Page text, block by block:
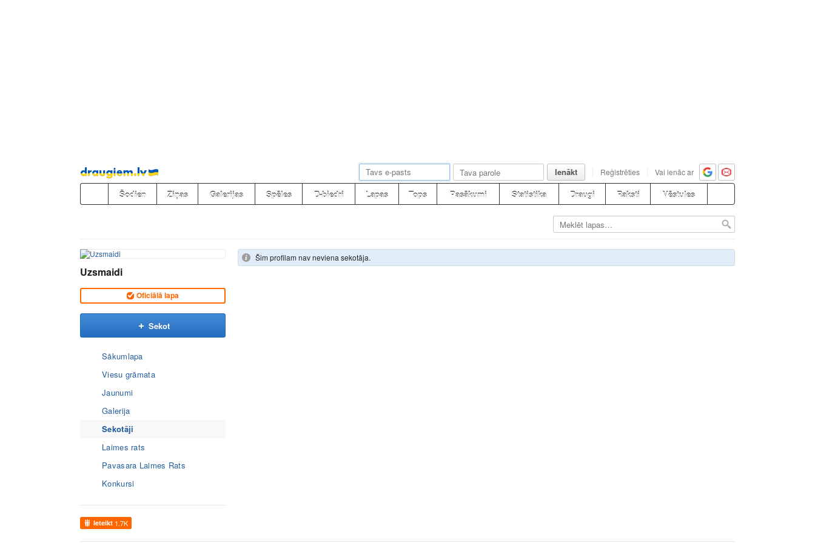
Pāriet
uz
saturu
Ienākt Reģistrēties Vai ienāc ar
Šodien Ziņas Galerijas Spēles D-biedri Lapas Tops Pasākumi Statistika Draugi Raksti Vēstules
Uzsmaidi
Oficiālā lapa
Sekot
Sākumlapa
Viesu grāmata
Jaunumi
Galerija
Sekotāji
Laimes rats
Pavasara Laimes Rats
Konkursi
Ieteikt 1.7K
Šim profilam nav neviena sekotāja.